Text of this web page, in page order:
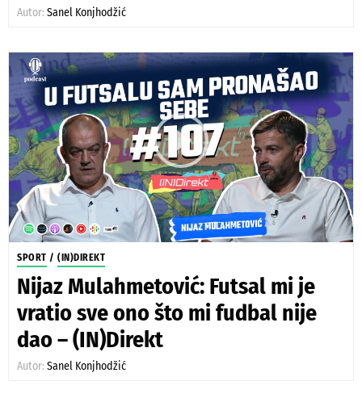
Autor: Sanel Konjhodžić
SPORT / (IN)DIREKT
Nijaz Mulahmetović: Futsal mi je
vratio sve ono što mi fudbal nije
dao – (IN)Direkt
Autor: Sanel Konjhodžić